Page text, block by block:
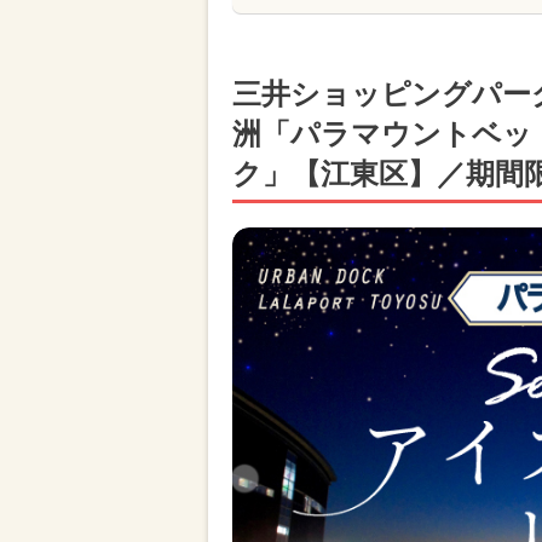
三井ショッピングパ
洲「パラマウントベ
ク」【江東区】／期間